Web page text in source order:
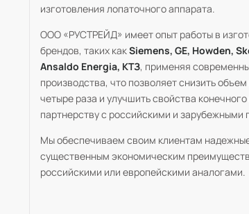
изготовления лопаточного аппарата.
ООО «РУСТРЕЙД» имеет опыт работы в
брендов, таких какSiemens, GE, Howden,
Ansaldo Energia, КТЗ, применяя
производства, что позволяет снизить
четыре раза и улучшить свойства
партнерству с российскими и зарубежными
Мы обеспечиваем своим клиентам
существенным экономическим
российскими или европейскими аналогами.